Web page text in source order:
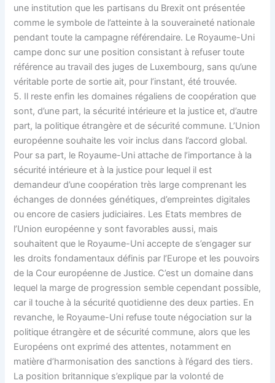
une institution que les partisans du Brexit ont présentée
comme le symbole de l’atteinte à la souveraineté nationale
pendant toute la campagne référendaire. Le Royaume-Uni
campe donc sur une position consistant à refuser toute
référence au travail des juges de Luxembourg, sans qu’une
véritable porte de sortie ait, pour l’instant, été trouvée.
5. Il reste enfin les domaines régaliens de coopération que
sont, d’une part, la sécurité intérieure et la justice et, d’autre
part, la politique étrangère et de sécurité commune. L’Union
européenne souhaite les voir inclus dans l’accord global.
Pour sa part, le Royaume-Uni attache de l’importance à la
sécurité intérieure et à la justice pour lequel il est
demandeur d’une coopération très large comprenant les
échanges de données génétiques, d’empreintes digitales
ou encore de casiers judiciaires. Les Etats membres de
l’Union européenne y sont favorables aussi, mais
souhaitent que le Royaume-Uni accepte de s’engager sur
les droits fondamentaux définis par l’Europe et les pouvoirs
de la Cour européenne de Justice. C’est un domaine dans
lequel la marge de progression semble cependant possible,
car il touche à la sécurité quotidienne des deux parties. En
revanche, le Royaume-Uni refuse toute négociation sur la
politique étrangère et de sécurité commune, alors que les
Européens ont exprimé des attentes, notamment en
matière d’harmonisation des sanctions à l’égard des tiers.
La position britannique s’explique par la volonté de